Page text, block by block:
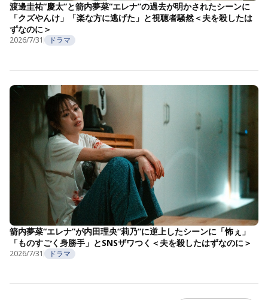
渡邊圭祐“慶太”と箭内夢菜“エレナ”の過去が明かされたシーンに
「クズやんけ」「楽な方に逃げた」と視聴者騒然＜夫を殺したは
ずなのに＞
2026/7/31 ドラマ
箭内夢菜“エレナ”が内田理央“莉乃”に逆上したシーンに「怖ぇ」
「ものすごく身勝手」とSNSザワつく＜夫を殺したはずなのに＞
2026/7/31 ドラマ